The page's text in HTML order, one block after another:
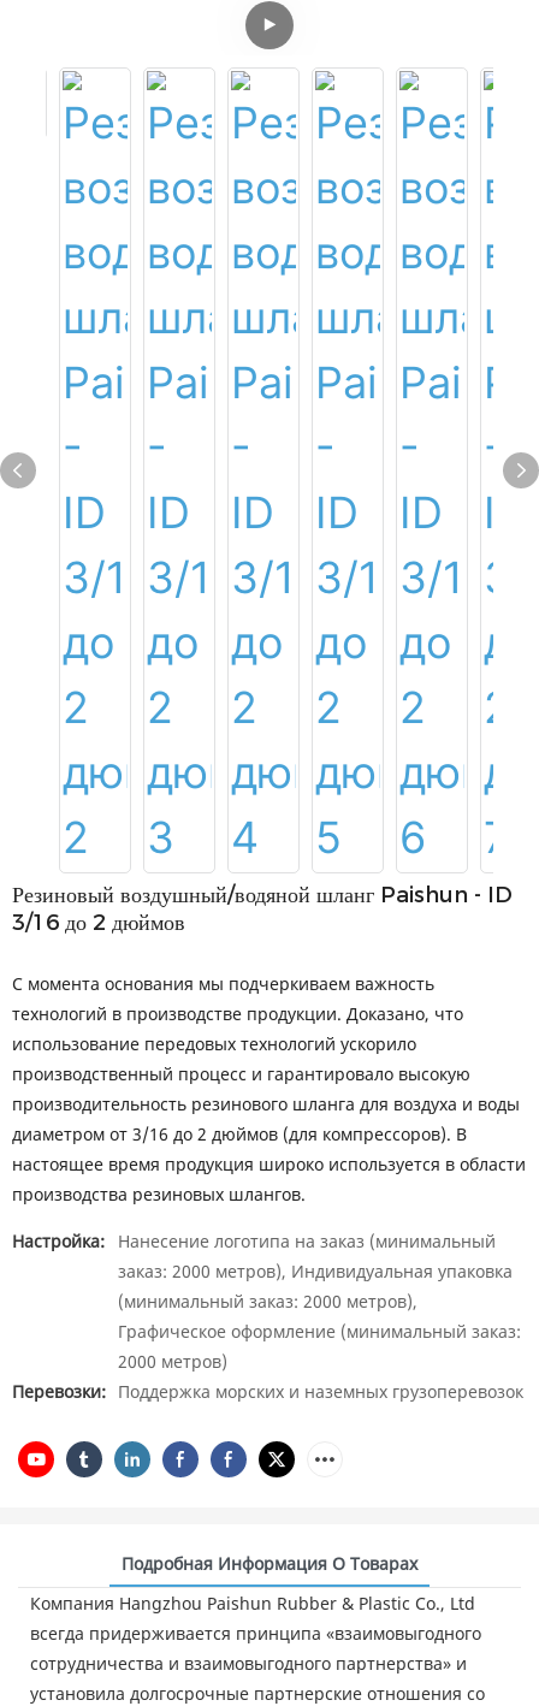
Резиновый воздушный/водяной шланг Paishun - ID
3/16 до 2 дюймов
С момента основания мы подчеркиваем важность
технологий в производстве продукции. Доказано, что
использование передовых технологий ускорило
производственный процесс и гарантировало высокую
производительность резинового шланга для воздуха и воды
диаметром от 3/16 до 2 дюймов (для компрессоров). В
настоящее время продукция широко используется в области
производства резиновых шлангов.
Настройка:
Нанесение логотипа на заказ (минимальный
заказ: 2000 метров), Индивидуальная упаковка
(минимальный заказ: 2000 метров),
Графическое оформление (минимальный заказ:
2000 метров)
Перевозки: Поддержка морских и наземных грузоперевозок
Подробная Информация О Товарах
Компания Hangzhou Paishun Rubber & Plastic Co., Ltd
всегда придерживается принципа «взаимовыгодного
сотрудничества и взаимовыгодного партнерства» и
установила долгосрочные партнерские отношения со